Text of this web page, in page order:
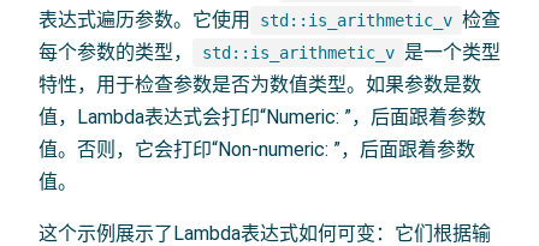
表达式遍历参数。它使用
std::is_arithmetic_v 检查
每个参数的类型，
std::is_arithmetic_v 是一个类型
特性，用于检查参数是否为数值类型。如果参数是数
值，Lambda表达式会打印“Numeric: ”，后面跟着参数
值。否则，它会打印“Non-numeric: ”，后面跟着参数
值。
这个示例展示了Lambda表达式如何可变：它们根据输